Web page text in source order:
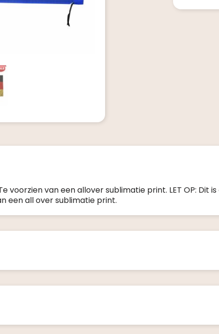
voorzien van een allover sublimatie print. LET OP: Dit is
een all over sublimatie print.